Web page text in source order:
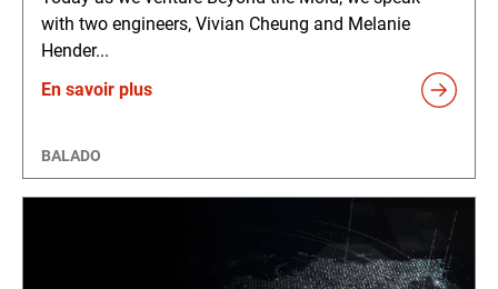
with two engineers, Vivian Cheung and Melanie
Hender...
En savoir plus
BALADO